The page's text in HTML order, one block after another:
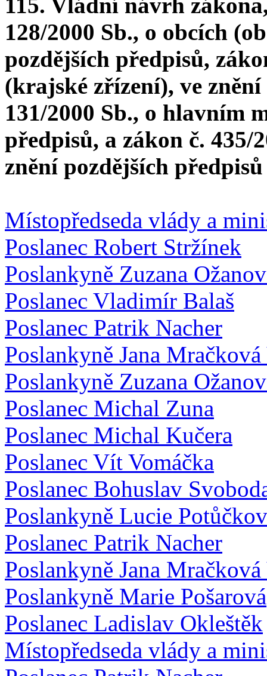
128/2000 Sb., o obcích
pozdějších předpisů,
(krajské zřízení), ve
131/2000 Sb., o hlavním
předpisů, a zákon č. 435/
znění pozdějších
Místopředseda vlády a
Poslanec Robert Stržínek
Poslankyně Zuzana
Poslanec Vladimír Balaš
Poslanec Patrik Nacher
Poslankyně Jana
Poslankyně Zuzana
Poslanec Michal Zuna
Poslanec Michal Kučera
Poslanec Vít Vomáčka
Poslanec Bohuslav
Poslankyně Lucie
Poslanec Patrik Nacher
Poslankyně Jana
Poslankyně Marie Pošarová
Poslanec Ladislav Okleštěk
Místopředseda vlády a